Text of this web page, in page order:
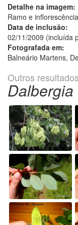
Detalhe na imagem:
Ramo e inflorescência
Data de inclusão:
02/11/2009 (incluída
Fotografada em:
Balneário Martens,
Outros